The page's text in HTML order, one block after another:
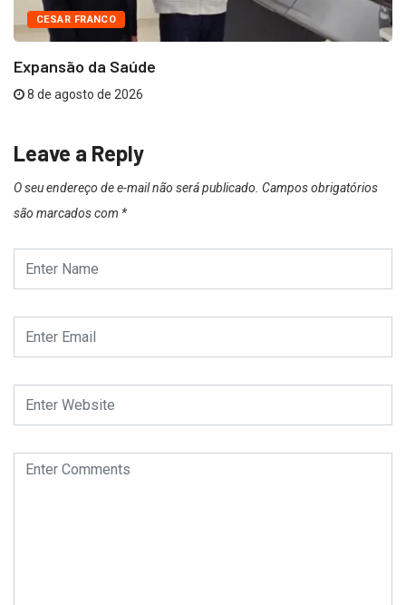
CESAR FRANCO
Expansão da Saúde
8 de agosto de 2026
Leave a Reply
O seu endereço de e-mail não será publicado. Campos obrigatórios
são marcados com *